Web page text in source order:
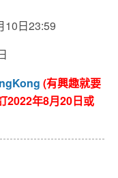
10日23:59
(有興趣就要
2022年8月20日或